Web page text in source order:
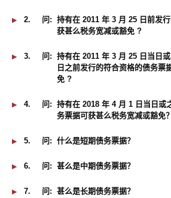
2. 问: 持有在 2011 年 3 月 25 日前发
获甚么税务宽减或豁免 ?
3. 问: 持有在 2011 年 3 月 25 日当日
日之前发行的符合资格的债务票
免 ?
4. 问: 持有在 2018 年 4 月 1 日当日或
务票据可获甚么税务宽减或豁免？
5. 问: 什么是短期债务票据？
6. 问: 甚么是中期债务票据？
7. 问: 甚么是长期债务票据？